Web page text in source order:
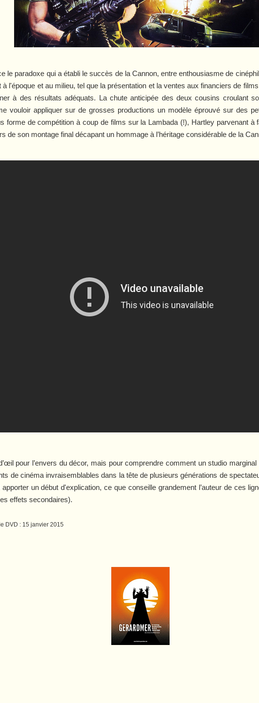
le paradoxe qui a établi le succès de la Cannon, entre enthousiasme de
l'époque et au milieu, tel que la présentation et la ventes aux financiers de
à des résultats adéquats. La chute anticipée des deux cousins croulant
vouloir appliquer sur de grosses productions un modèle éprouvé sur des
forme de compétition à coup de films sur la Lambada (!), Hartley parvenant à
de son montage final décapant un hommage à l’héritage considérable de la
pour l’envers du décor, mais pour comprendre comment un studio
de cinéma invraisemblables dans la tête de plusieurs générations de
un début d'explication, ce que conseille grandement l’auteur de ces
effets secondaires).
DVD : 15 janvier 2015